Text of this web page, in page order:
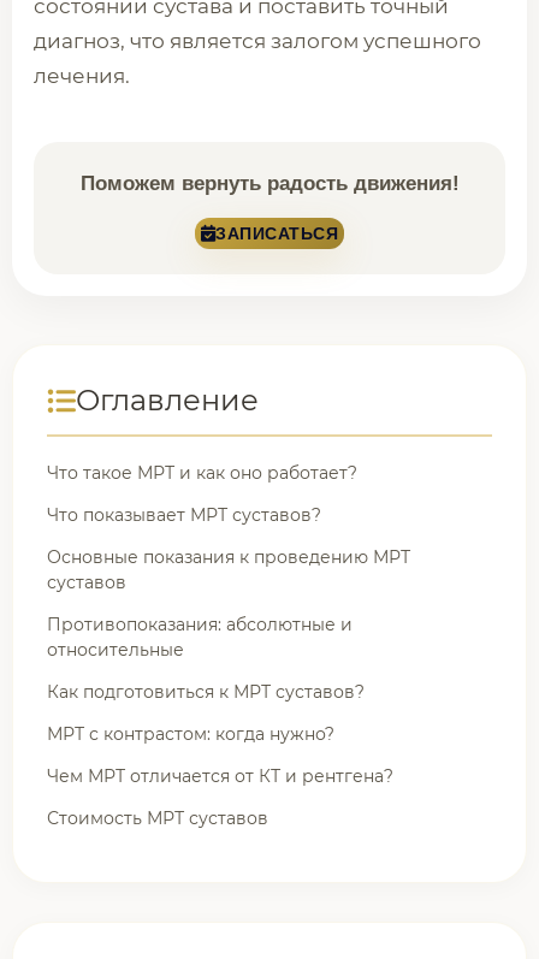
состоянии сустава и поставить точный
диагноз, что является залогом успешного
лечения.
Поможем вернуть радость движения!
ЗАПИСАТЬСЯ
Оглавление
Что такое МРТ и как оно работает?
Что показывает МРТ суставов?
Основные показания к проведению МРТ
суставов
Противопоказания: абсолютные и
относительные
Как подготовиться к МРТ суставов?
МРТ с контрастом: когда нужно?
Чем МРТ отличается от КТ и рентгена?
Стоимость МРТ суставов